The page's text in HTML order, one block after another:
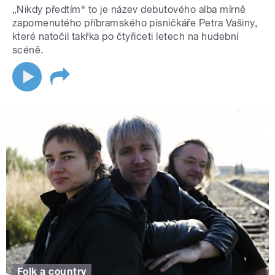
„Nikdy předtím“ to je název debutového alba mírně
zapomenutého příbramského písničkáře Petra Vašiny,
které natočil takřka po čtyřiceti letech na hudební
scéně.
Folk a country